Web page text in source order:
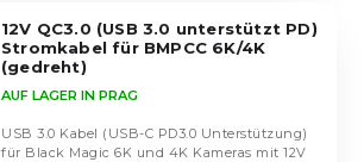
12V QC3.0 (USB 3.0 unterstützt PD)
Stromkabel für BMPCC 6K/4K
(gedreht)
AUF LAGER IN PRAG
USB 3.0 Kabel (USB-C PD3.0 Unterstützung)
für Black Magic 6K und 4K Kameras mit 12V